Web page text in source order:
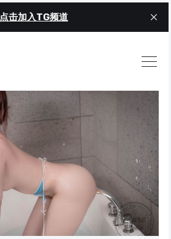
点击加入TG频道